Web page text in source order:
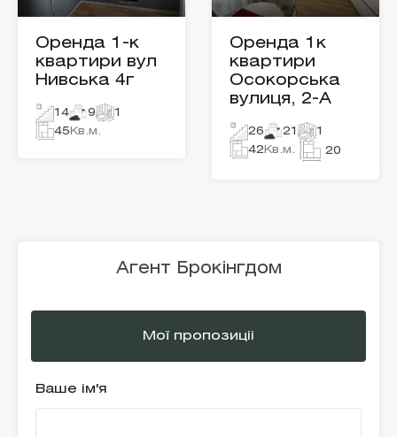
Оренда 1-к
квартири вул
Нивська 4г
14 9
1
45 Кв.м.
Оренда 1к
квартири
Осокорська
вулиця, 2-А
26 21
1
42 Кв.м. 20
Агент Брокінгдом
Мої пропозиціі
Ваше ім'я